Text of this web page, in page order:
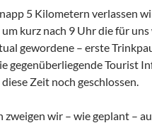
5 Kilometern verlassen
kurz nach 9 Uhr die für
gewordene – erste
gegenüberliegende Tourist
Zeit noch geschlossen.
zweigen wir – wie geplant –